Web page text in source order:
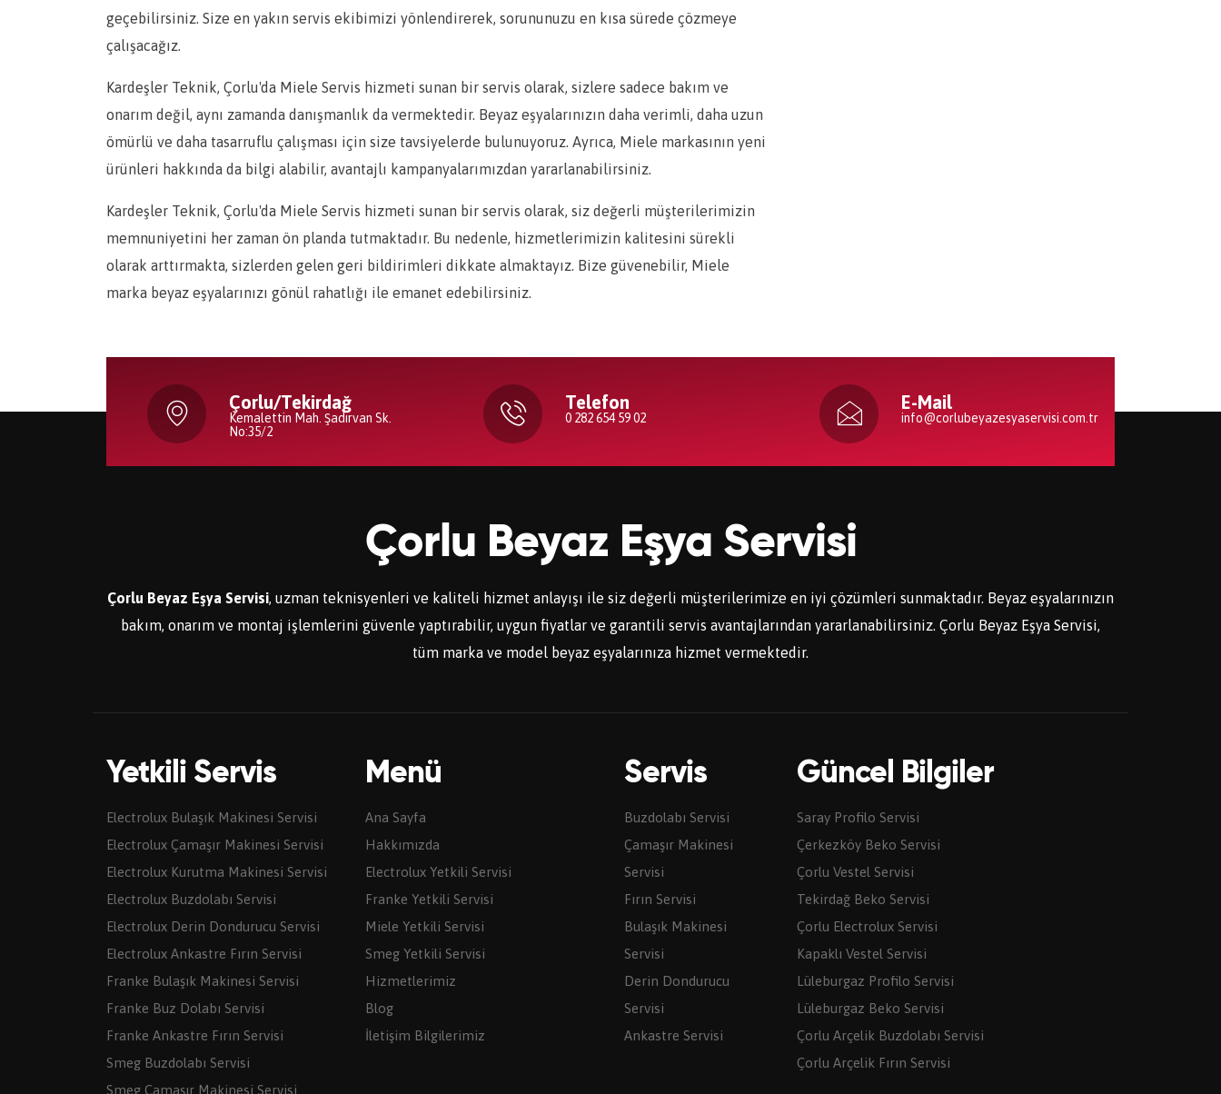
geçebilirsiniz. Size en yakın servis ekibimizi yönlendirerek, sorununuzu en kısa sürede çözmeye
çalışacağız.
Kardeşler Teknik, Çorlu'da Miele Servis hizmeti sunan bir servis olarak, sizlere sadece bakım ve
onarım değil, aynı zamanda danışmanlık da vermektedir. Beyaz eşyalarınızın daha verimli, daha uzun
ömürlü ve daha tasarruflu çalışması için size tavsiyelerde bulunuyoruz. Ayrıca, Miele markasının yeni
ürünleri hakkında da bilgi alabilir, avantajlı kampanyalarımızdan yararlanabilirsiniz.
Kardeşler Teknik, Çorlu'da Miele Servis hizmeti sunan bir servis olarak, siz değerli müşterilerimizin
memnuniyetini her zaman ön planda tutmaktadır. Bu nedenle, hizmetlerimizin kalitesini sürekli
olarak arttırmakta, sizlerden gelen geri bildirimleri dikkate almaktayız. Bize güvenebilir, Miele
marka beyaz eşyalarınızı gönül rahatlığı ile emanet edebilirsiniz.
Çorlu/Tekirdağ
Kemalettin Mah. Şadırvan Sk.
No:35/2
Telefon
0 282 654 59 02
E-Mail
info@corlubeyazesyaservisi.com.tr
Çorlu Beyaz Eşya Servisi
Çorlu Beyaz Eşya Servisi , uzman teknisyenleri ve kaliteli hizmet anlayışı ile siz değerli müşterilerimize en iyi çözümleri sunmaktadır. Beyaz eşyalarınızın
bakım, onarım ve montaj işlemlerini güvenle yaptırabilir, uygun fiyatlar ve garantili servis avantajlarından yararlanabilirsiniz. Çorlu Beyaz Eşya Servisi,
tüm marka ve model beyaz eşyalarınıza hizmet vermektedir.
Yetkili Servis
Electrolux Bulaşık Makinesi Servisi
Electrolux Çamaşır Makinesi Servisi
Electrolux Kurutma Makinesi Servisi
Electrolux Buzdolabı Servisi
Electrolux Derin Dondurucu Servisi
Electrolux Ankastre Fırın Servisi
Franke Bulaşık Makinesi Servisi
Franke Buz Dolabı Servisi
Franke Ankastre Fırın Servisi
Smeg Buzdolabı Servisi
Smeg Çamaşır Makinesi Servisi
Menü
Ana Sayfa
Hakkımızda
Electrolux Yetkili Servisi
Franke Yetkili Servisi
Miele Yetkili Servisi
Smeg Yetkili Servisi
Hizmetlerimiz
Blog
İletişim Bilgilerimiz
Servis
Buzdolabı Servisi
Çamaşır Makinesi
Servisi
Fırın Servisi
Bulaşık Makinesi
Servisi
Derin Dondurucu
Servisi
Ankastre Servisi
Güncel Bilgiler
Saray Profilo Servisi
Çerkezköy Beko Servisi
Çorlu Vestel Servisi
Tekirdağ Beko Servisi
Çorlu Electrolux Servisi
Kapaklı Vestel Servisi
Lüleburgaz Profilo Servisi
Lüleburgaz Beko Servisi
Çorlu Arçelik Buzdolabı Servisi
Çorlu Arçelik Fırın Servisi